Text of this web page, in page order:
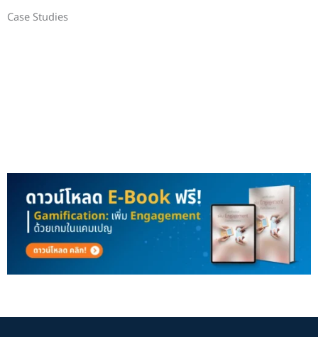
Case Studies